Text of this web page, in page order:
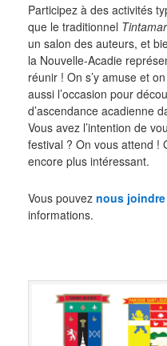
Participez à des activités
que le traditionnel
un salon des auteurs, et
la Nouvelle-Acadie
réunir ! On s’y amuse et
aussi l’occasion pour
d’ascendance acadienne
Vous avez l’intention de
festival ? On vous attend !
encore plus intéressant.
Vous pouvez nous joindre
informations.